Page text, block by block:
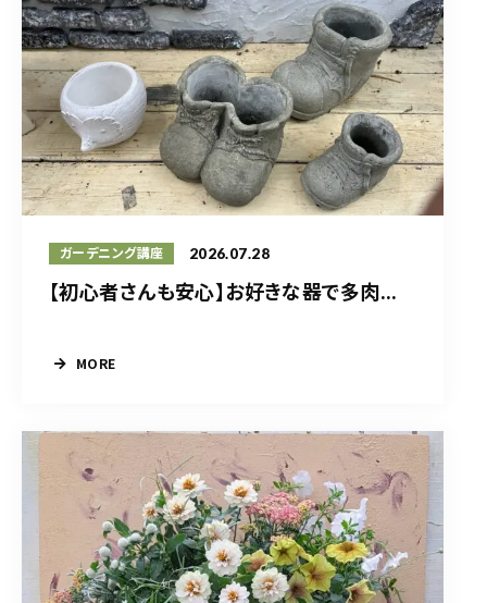
ガーデニング講座 2026.07.28
【初心者さんも安心】お好きな器で多肉...
MORE